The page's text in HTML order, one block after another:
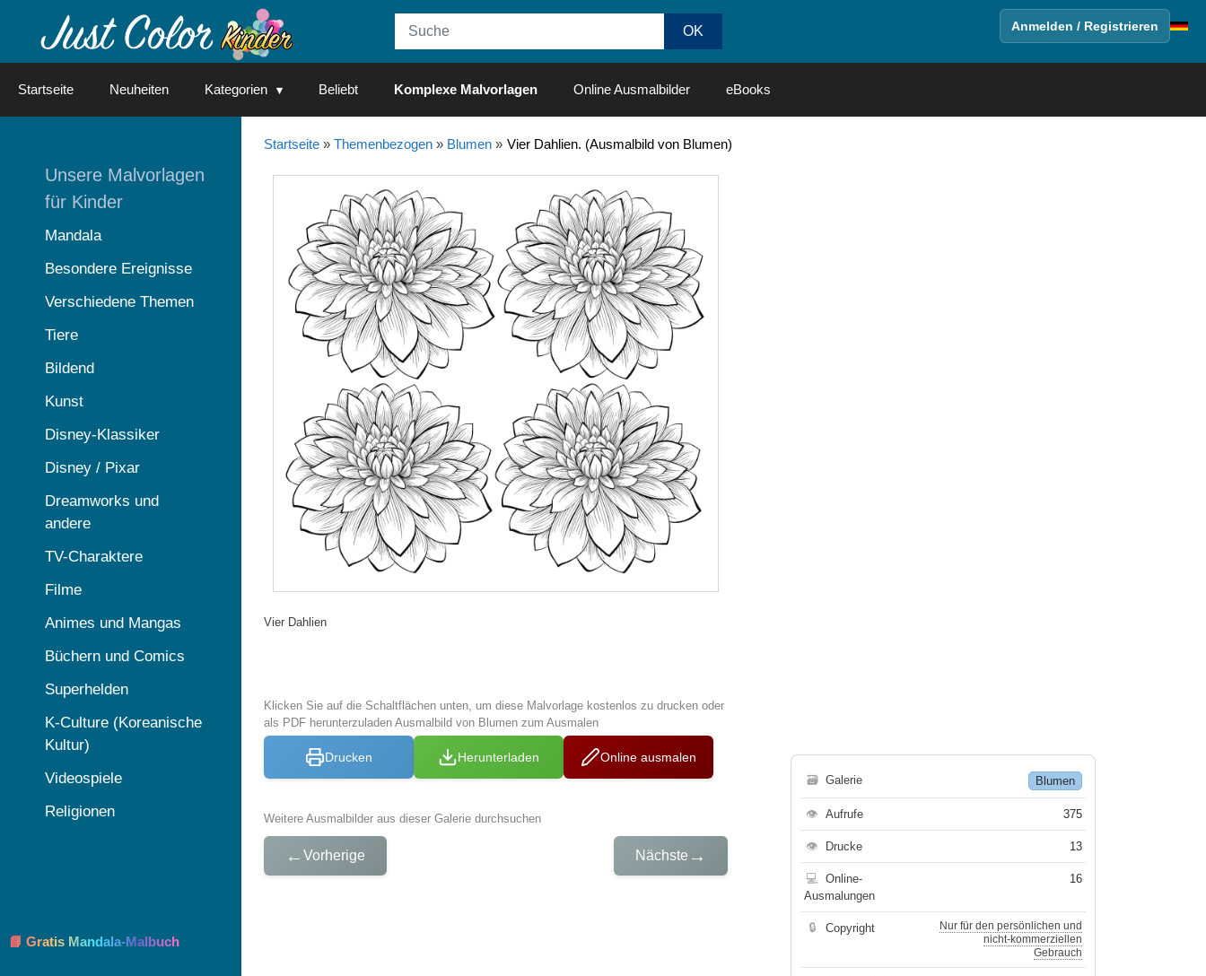
Anmelden / Registrieren
Startseite Neuheiten Kategorien Beliebt Komplexe Malvorlagen Online Ausmalbilder eBooks
Startseite» Themenbezogen» Blumen» Vier Dahlien. (Ausmalbild von Blumen)
Vier Dahlien
Klicken Sie auf die Schaltflächen unten, um diese Malvorlage kostenlos zu drucken oder
als PDF herunterzuladen Ausmalbild von Blumen zum Ausmalen
Drucken Herunterladen Online ausmalen
Weitere Ausmalbilder aus dieser Galerie durchsuchen
← Vorherige Nächste →
🗃 Galerie Blumen
👁 Aufrufe 375
👁 Drucke 13
💻
Online-
Ausmalungen
16
🔒 Copyright
Nur für den persönlichen und
nicht-kommerziellen
Gebrauch
Unsere Malvorlagen
für Kinder
Mandala
Besondere Ereignisse
Verschiedene Themen
Tiere
Bildend
Kunst
Disney-Klassiker
Disney / Pixar
Dreamworks und
andere
TV-Charaktere
Filme
Animes und Mangas
Büchern und Comics
Superhelden
K-Culture (Koreanische
Kultur)
Videospiele
Religionen
📘 Gratis Mandala-Malbuch